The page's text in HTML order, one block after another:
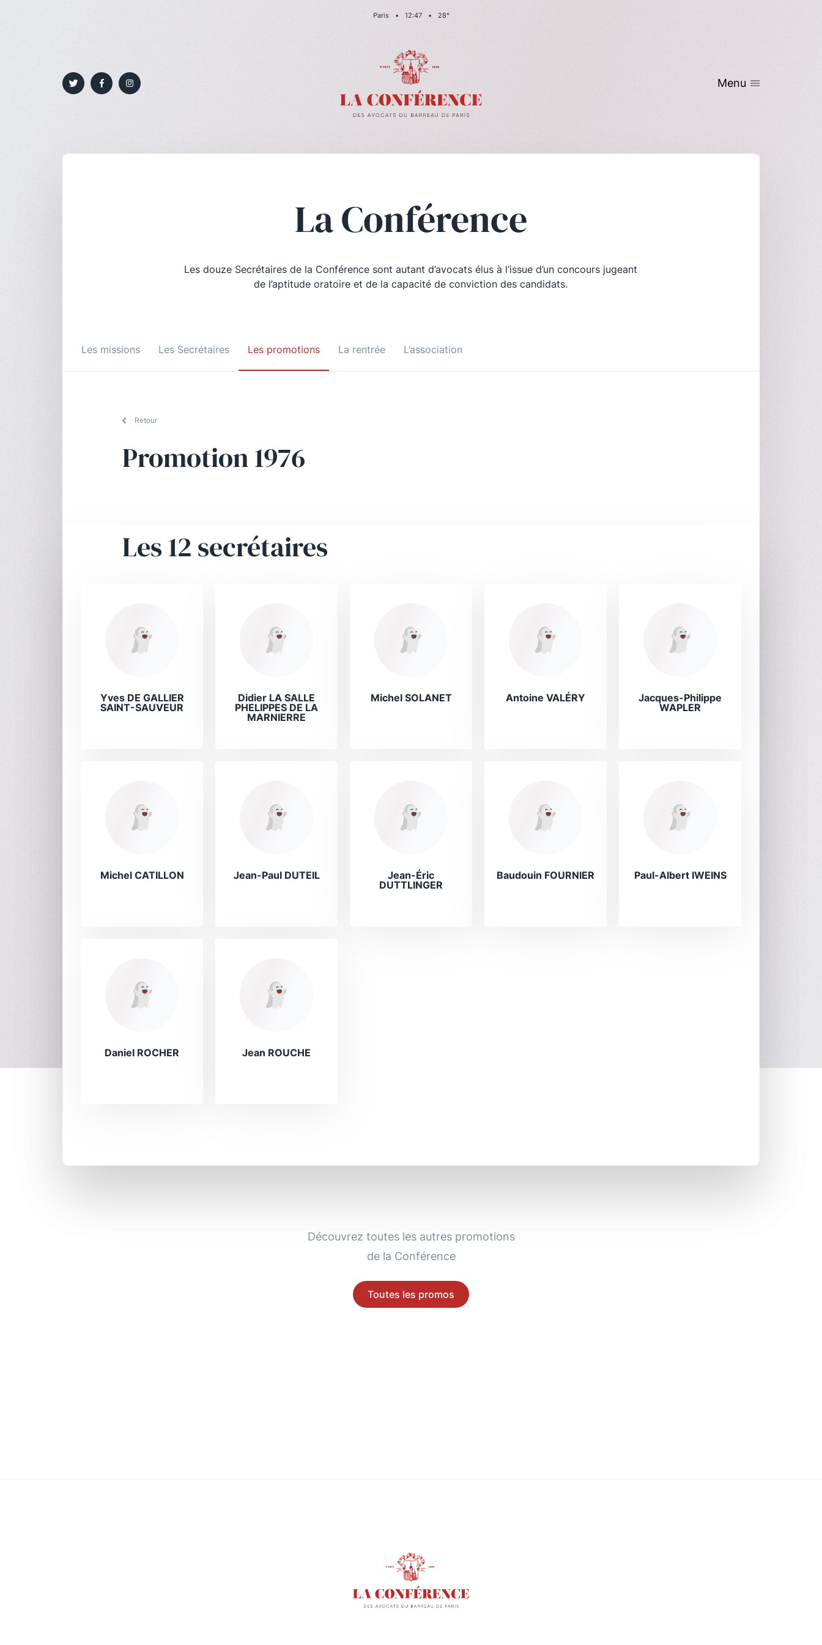
Paris • 12:48 • 28°
Menu
La Conférence
Les douze Secrétaires de la Conférence sont autant d’avocats élus à l’issue d’un concours jugeant
de l’aptitude oratoire et de la capacité de conviction des candidats.
Les missions Les Secrétaires Les promotions La rentrée L’association
Retour
Promotion 1976
Les 12 secrétaires
Yves DE GALLIER
SAINT-SAUVEUR
Didier LA SALLE
PHELIPPES DE LA
MARNIERRE
Michel SOLANET Antoine VALÉRY
Jacques-Philippe
WAPLER
Michel CATILLON Jean-Paul DUTEIL
Jean-Éric
DUTTLINGER
Baudouin FOURNIER Paul-Albert IWEINS
Daniel ROCHER Jean ROUCHE
Découvrez toutes les autres promotions
de la Conférence
Toutes les promos